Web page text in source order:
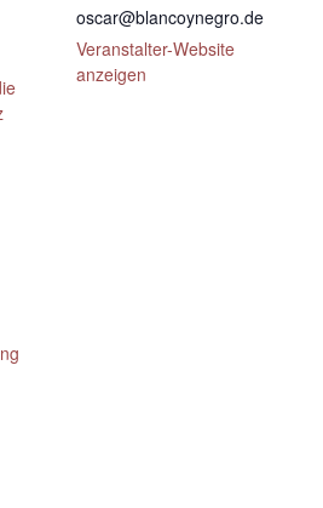
oscar@blancoynegro.de
Veranstalter-Website
anzeigen